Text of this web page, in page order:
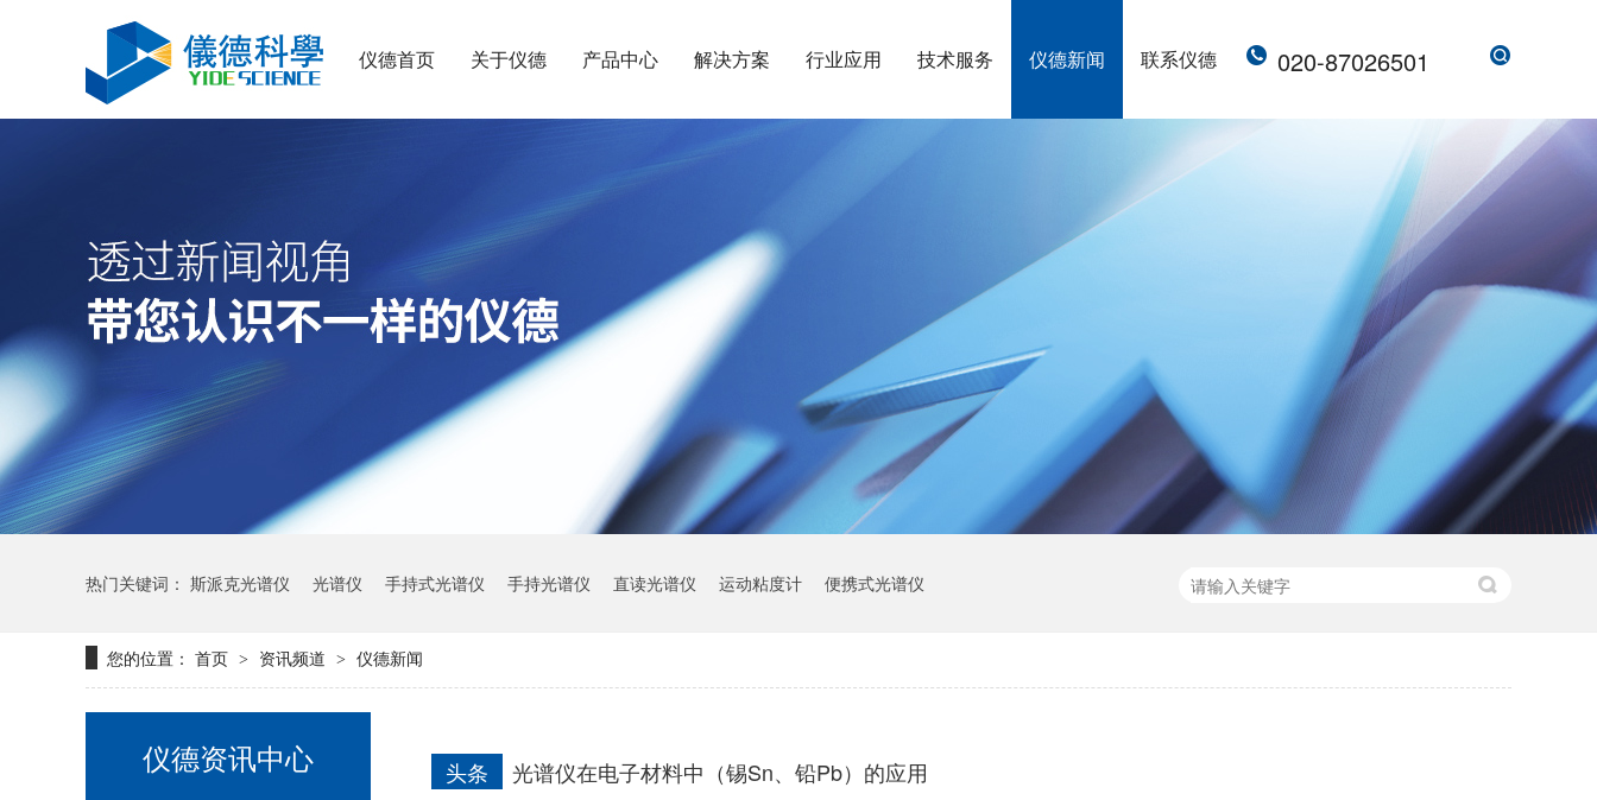
仪德首页 关于仪德 产品中心 解决方案 行业应用 技术服务 仪德新闻 联系仪德 020-87026501
热门关键词： 斯派克光谱仪 光谱仪 手持式光谱仪 手持光谱仪 直读光谱仪 运动粘度计 便携式光谱仪
您的位置： 首页 > 资讯频道 > 仪德新闻
光谱仪在电子材料中（锡Sn、铅Pb）的应用
头条
仪德资讯中心
日立CMI730多功能分析测量仪